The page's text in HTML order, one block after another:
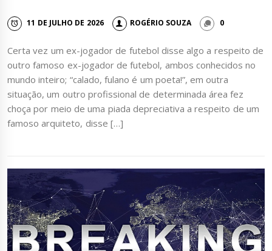
11 DE JULHO DE 2026 ROGÉRIO SOUZA 0
Certa vez um ex-jogador de futebol disse algo a respeito de
outro famoso ex-jogador de futebol, ambos conhecidos no
mundo inteiro; “calado, fulano é um poeta!”, em outra
situação, um outro profissional de determinada área fez
choça por meio de uma piada depreciativa a respeito de um
famoso arquiteto, disse […]